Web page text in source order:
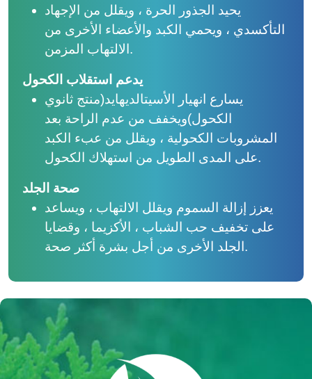
يحيد الجذور الحرة ، ويقلل من الإجهاد
التأكسدي ، ويحمي الكبد والأعضاء الأخرى من
الالتهاب المزمن.
يدعم استقلاب الكحول
يسارع انهيار الأسيتالديهايد(منتج ثانوي
الكحول)ويخفف من عدم الراحة بعد
المشروبات الكحولية ، ويقلل من عبء الكبد
على المدى الطويل من استهلاك الكحول.
صحة الجلد
يعزز إزالة السموم ويقلل الالتهاب ، ويساعد
على تخفيف حب الشباب ، الأكزيما ، وقضايا
الجلد الأخرى من أجل بشرة أكثر صحة.